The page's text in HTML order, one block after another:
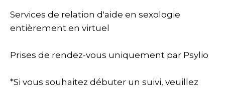
Services de relation d'aide en sexologie
entièrement en virtuel
Prises de rendez-vous uniquement par Psylio
*Si vous souhaitez débuter un suivi, veuillez